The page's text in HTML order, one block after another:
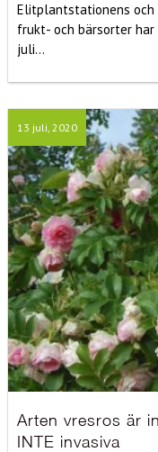
Elitplantstationens och
frukt- och bärsorter
juli...
13 juli, 2020
Arten vresros är
INTE invasiva